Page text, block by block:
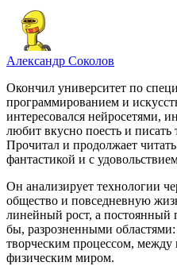
Александр Соколов
Окончил университет по
программированием и
интересовался нейросетями,
любит вкусно поесть и писать
Прочитал и продолжает
фантастикой и с
Он анализирует технологии
общество и повседневную
линейный рост, а постоянный
бы, разрозненными
творческим процессом,
физическим миром.